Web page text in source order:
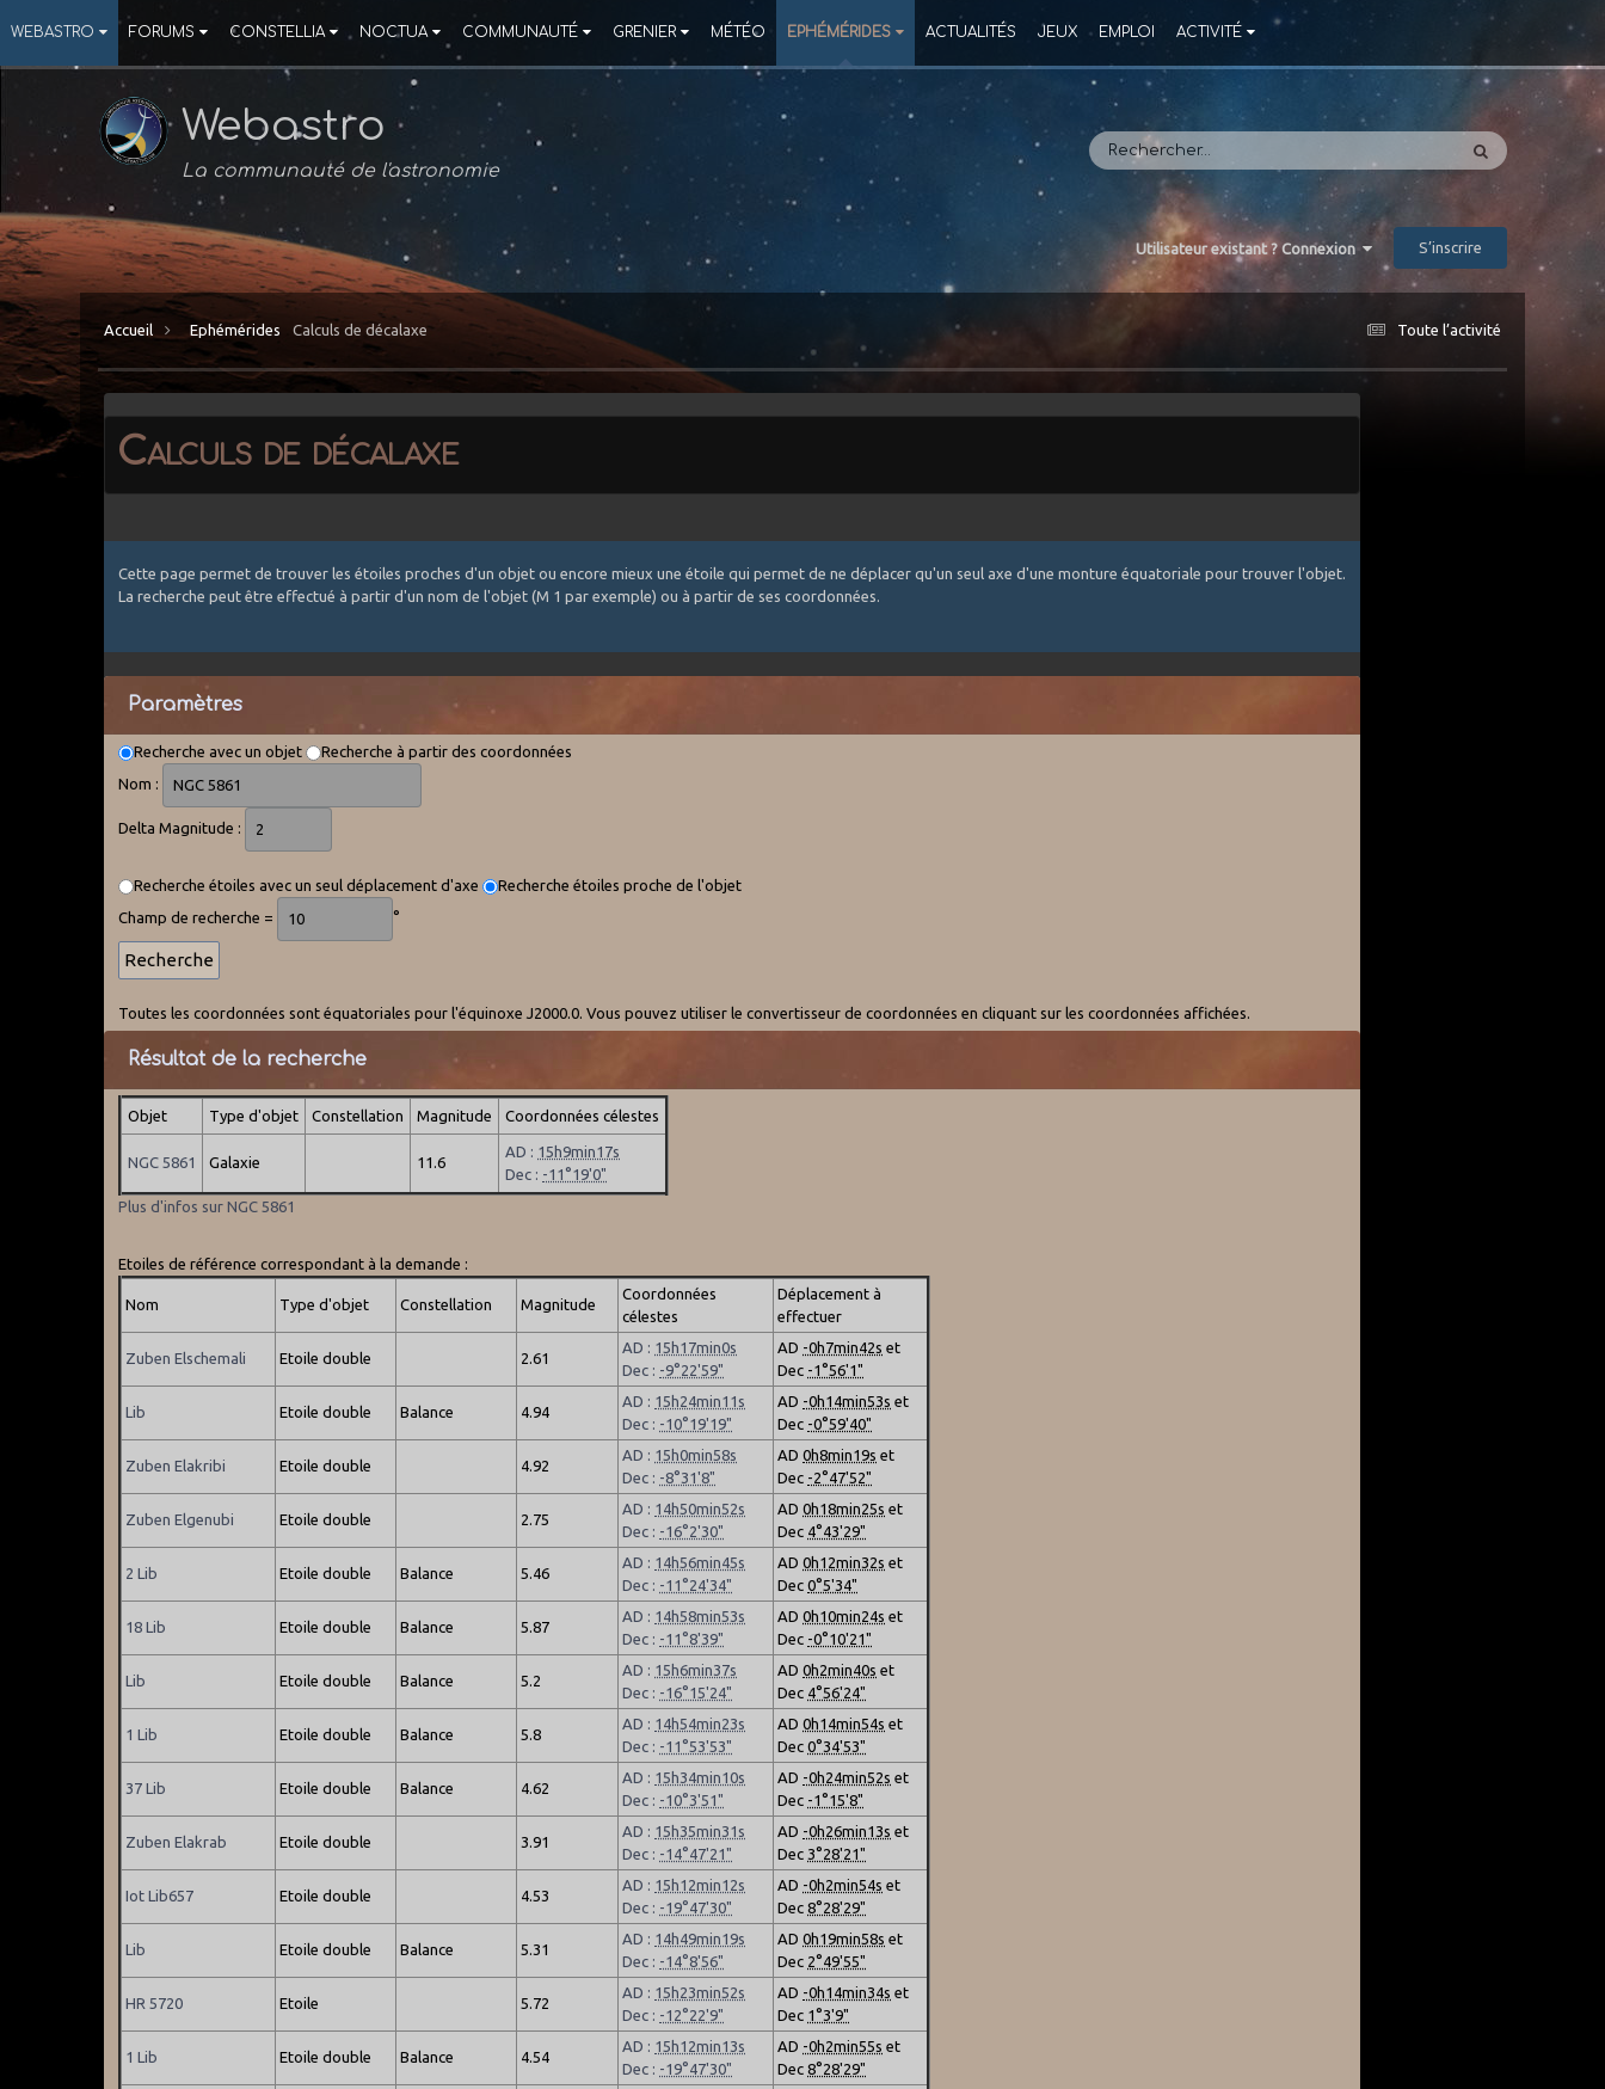
WEBASTRO FORUMS CONSTELLIA NOCTUA COMMUNAUTÉ GRENIER MÉTÉO EPHÉMÉRIDES ACTUALITÉS JEUX EMPLOI ACTIVITÉ
Webastro
La communauté de l'astronomie
Utilisateur existant ? Connexion S’inscrire
Toute l’activité
Accueil Ephémérides Calculs de décalaxe
Calculs de décalaxe
Cette page permet de trouver les étoiles proches d'un objet ou encore mieux une étoile qui permet de ne déplacer qu'un seul axe d'une monture équatoriale pour trouver l'objet.
La recherche peut être effectué à partir d'un nom de l'objet (M 1 par exemple) ou à partir de ses coordonnées.
Paramètres
Recherche avec un objet
Recherche à partir des coordonnées
Nom :
Delta Magnitude :
Recherche étoiles avec un seul déplacement d'axe
Recherche étoiles proche de l'objet
Champ de recherche =
°
Toutes les coordonnées sont équatoriales pour l'équinoxe J2000.0. Vous pouvez utiliser le convertisseur de coordonnées en cliquant sur les coordonnées affichées.
Résultat de la recherche
Objet Type d'objet Constellation Magnitude Coordonnées célestes
NGC 5861 Galaxie 11.6
AD : 15h9min17s
Dec : -11°19'0"
Plus d'infos sur NGC 5861
Etoiles de référence correspondant à la demande :
Nom Type d'objet Constellation Magnitude
Coordonnées
célestes
Déplacement à
effectuer
Zuben Elschemali Etoile double 2.61
AD : 15h17min0s
Dec : -9°22'59"
AD -0h7min42s et
Dec -1°56'1"
Lib Etoile double Balance 4.94
AD : 15h24min11s
Dec : -10°19'19"
AD -0h14min53s et
Dec -0°59'40"
Zuben Elakribi Etoile double 4.92
AD : 15h0min58s
Dec : -8°31'8"
AD0h8min19s et
Dec -2°47'52"
Zuben Elgenubi Etoile double 2.75
AD : 14h50min52s
Dec : -16°2'30"
AD0h18min25s et
Dec 4°43'29"
2 Lib Etoile double Balance 5.46
AD : 14h56min45s
Dec : -11°24'34"
AD0h12min32s et
Dec0°5'34"
18 Lib Etoile double Balance 5.87
AD : 14h58min53s
Dec : -11°8'39"
AD0h10min24s et
Dec -0°10'21"
Lib Etoile double Balance 5.2
AD : 15h6min37s
Dec : -16°15'24"
AD0h2min40s et
Dec 4°56'24"
1 Lib Etoile double Balance 5.8
AD : 14h54min23s
Dec : -11°53'53"
AD0h14min54s et
Dec0°34'53"
37 Lib Etoile double Balance 4.62
AD : 15h34min10s
Dec : -10°3'51"
AD -0h24min52s et
Dec -1°15'8"
Zuben Elakrab Etoile double 3.91
AD : 15h35min31s
Dec : -14°47'21"
AD -0h26min13s et
Dec 3°28'21"
Iot Lib657 Etoile double 4.53
AD : 15h12min12s
Dec : -19°47'30"
AD -0h2min54s et
Dec8°28'29"
Lib Etoile double Balance 5.31
AD : 14h49min19s
Dec : -14°8'56"
AD0h19min58s et
Dec 2°49'55"
HR 5720 Etoile 5.72
AD : 15h23min52s
Dec : -12°22'9"
AD -0h14min34s et
Dec 1°3'9"
1 Lib Etoile double Balance 4.54
AD : 15h12min13s
Dec : -19°47'30"
AD -0h2min55s et
Dec8°28'29"